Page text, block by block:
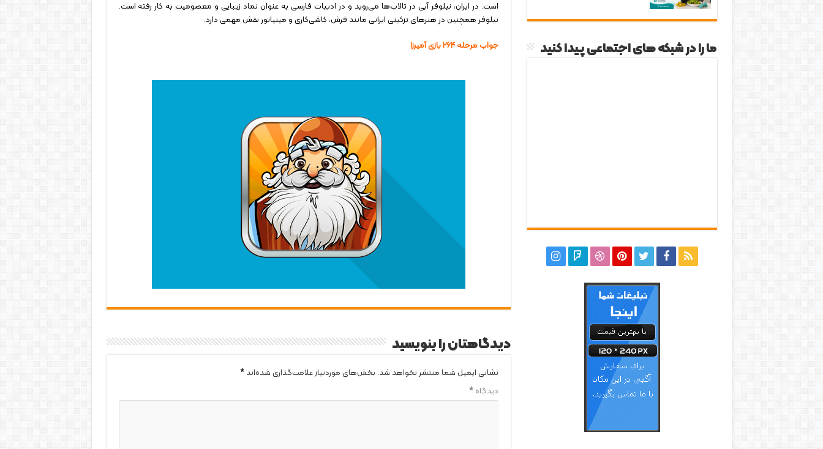
است. در ایران، نیلوفر آبی در تالاب‌ها می‌روید و در ادبیات فارسی به عنوان نماد زیبایی و معصومیت به کار رفته است.
نیلوفر همچنین در هنرهای تزئینی ایرانی مانند فرش، کاشی‌کاری و مینیاتور نقش مهمی دارد.
جواب مرحله ۲۶۴ بازی آمیرزا
دیدگاهتان را بنویسید
نشانی ایمیل شما منتشر نخواهد شد. بخش‌های موردنیاز علامت‌گذاری شده‌اند*
دیدگاه*
ما را در شبکه های اجتماعی پیدا کنید